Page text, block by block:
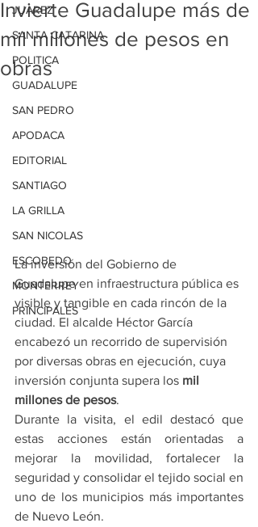
JUAREZ
SANTA CATARINA
POLITICA
GUADALUPE
SAN PEDRO
APODACA
EDITORIAL
SANTIAGO
LA GRILLA
SAN NICOLAS
ESCOBEDO
MONTERREY
PRINCIPALES
Invierte Guadalupe más de
mil millones de pesos en
obras
La inversión del Gobierno de
Guadalupe en infraestructura pública es
visible y tangible en cada rincón de la
ciudad. El alcalde Héctor García
encabezó un recorrido de supervisión
por diversas obras en ejecución, cuya
inversión conjunta supera los mil
millones de pesos.
Durante la visita, el edil destacó que
estas acciones están orientadas a
mejorar la movilidad, fortalecer la
seguridad y consolidar el tejido social en
uno de los municipios más importantes
de Nuevo León.